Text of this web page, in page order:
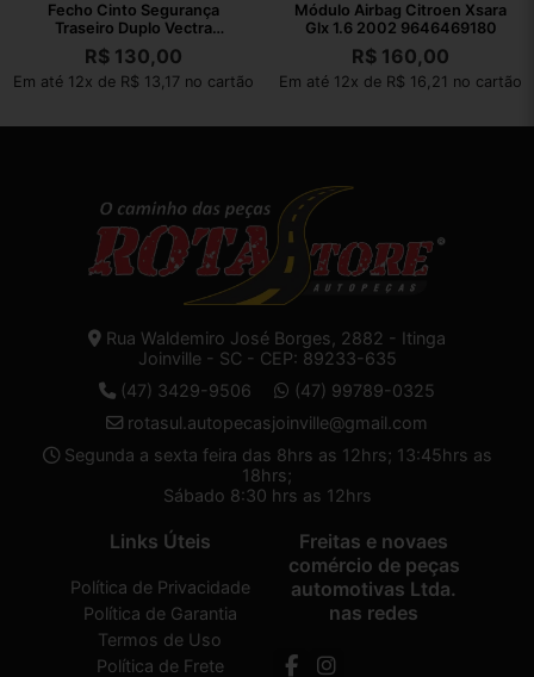
Fecho Cinto Segurança
Traseiro Duplo Vectra
Collection 2011
R$ 130,00
Em até 12x de R$ 13,17 no cartão
Módulo Airbag Citroen Xsara
Glx 1.6 2002 9646469180
R$ 160,00
Em até 12x de R$ 16,21 no cartão
Rua Waldemiro José Borges, 2882 - Itinga
Joinville - SC - CEP: 89233-635
(47) 3429-9506
(47) 99789-0325
rotasul.autopecasjoinville@gmail.com
Segunda a sexta feira das 8hrs as 12hrs; 13:45hrs as
18hrs;
Sábado 8:30 hrs as 12hrs
Links Úteis
Política de Privacidade
Política de Garantia
Termos de Uso
Política de Frete
Freitas e novaes
comércio de peças
automotivas Ltda.
nas redes